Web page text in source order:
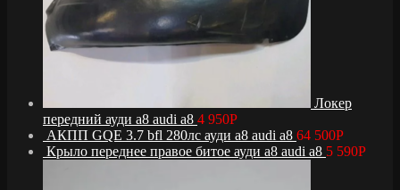
Локер
передний ауди а8 audi a8 4 950Р
АКПП GQE 3.7 bfl 280лс ауди а8 audi a8 64 500Р
Крыло переднее правое битое ауди а8 audi a8 5 590Р